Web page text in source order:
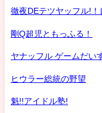
徹夜DEテツヤッフル!！
剛Q超児ともっふる！
ヤナッフル ゲームだい
ヒウラー総統の野望
魁!!アイドル塾!